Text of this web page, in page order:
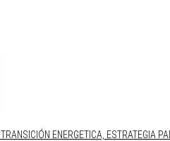
ENERGETICA, ESTRATEGIA